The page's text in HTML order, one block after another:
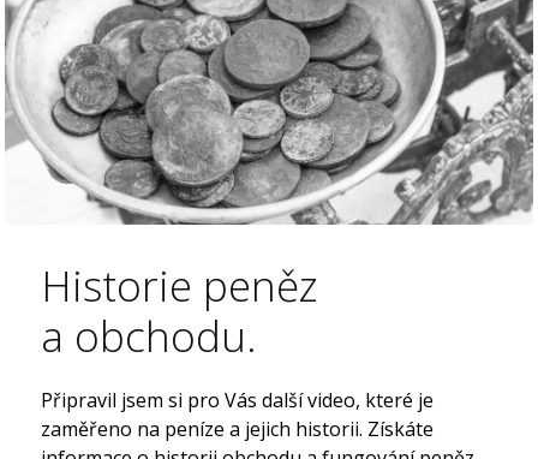
Historie peněz
a obchodu.
Připravil jsem si pro Vás další video, které je
zaměřeno na peníze a jejich historii. Získáte